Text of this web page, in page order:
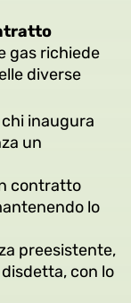
gas richiede
diverse
inaugura
un
contratto
lo
preesistente,
con lo